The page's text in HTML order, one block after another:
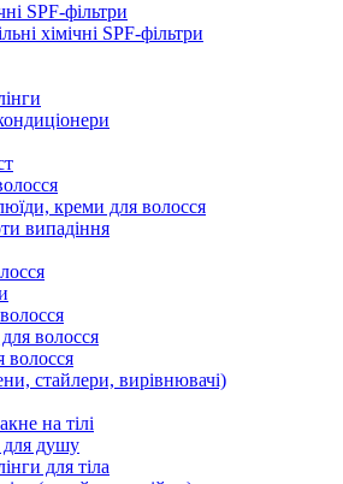
SPF-фільтри
хімічні SPF-фільтри
креми для волосся
випадіння
волосся
волосся
стайлери, вирівнювачі)
на тілі
для душу
для тіла